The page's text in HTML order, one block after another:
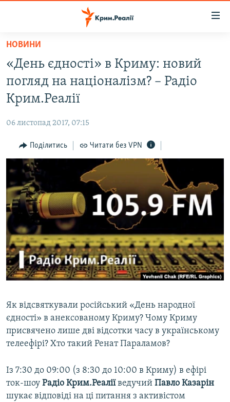
Перейти
основного
матеріалу
Перейти
до
основної
Перейти
до
пошуку
ВОДА.КРИМ
ВІДЕО ТА ФОТО
БЛОГИ
ПОГЛЯД
ІНТЕРВ'Ю
ВСЕ ЗА ДЕНЬ
СПЕЦПРОЕКТИ
ДЕПОРТАЦІЯ
ВІДЕОУРОКИ «ELIFBE»
СВІДЧЕННЯ ОКУПАЦІЇ
УКРАЇНСЬКА ПРОБЛЕМА КРИМУ
ЯК ОБІЙТИ БЛОКУВАННЯ
Русский
Qırımtatar
Усі сайти RFE/RL
НОВИНИ
«День єдності» в Криму: новий
погляд на націоналізм? – Радіо
Крим.Реалії
06 листопад 2017, 07:15
Поділитись Читати без VPN
Як відсвяткували російський «День народної
єдності» в анексованому Криму? Чому Криму
присвячено лише дві відсотки часу в українському
телеефірі? Хто такий Ренат Параламов?
Із 7:30 до 09:00 (з 8:30 до 10:00 в Криму) в ефірі
ток-шоу Радіо Крим.Реаліїведучий Павло Казарін
шукає відповіді на ці питання з активістом